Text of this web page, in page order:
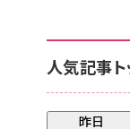
人気記事
昨日